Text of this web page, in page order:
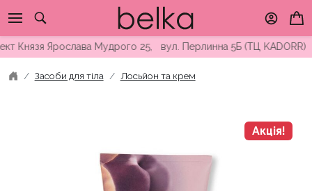
to
contentЯрослава Мудрого 25, вул. Перлинна 5Б (ТЦ KADORR) ∘
Засоби для тіла Лосьйон та крем
Акція!